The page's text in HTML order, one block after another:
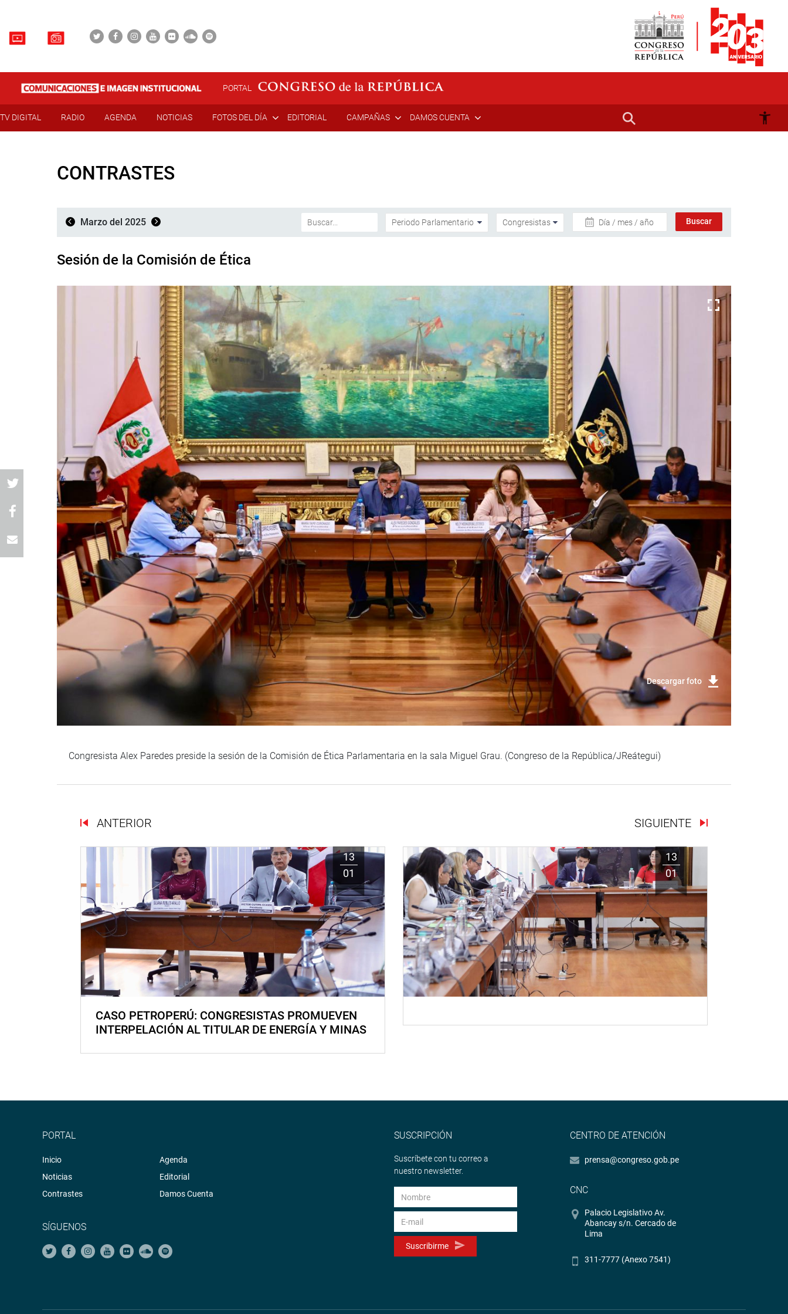
PORTAL
TV DIGITAL RADIO AGENDA NOTICIAS FOTOS DEL DÍA EDITORIAL CAMPAÑAS DAMOS CUENTA
CONTRASTES
Marzo del 2025 Día / mes / año
Sesión de la Comisión de Ética
Descargar foto
Congresista Alex Paredes preside la sesión de la Comisión de Ética Parlamentaria en la sala Miguel Grau. (Congreso de la República/JReátegui)
ANTERIOR SIGUIENTE
13
01
CASO PETROPERÚ: CONGRESISTAS PROMUEVEN
INTERPELACIÓN AL TITULAR DE ENERGÍA Y MINAS
13
01
PORTAL
Inicio
Noticias
Contrastes
Agenda
Editorial
Damos Cuenta
SÍGUENOS
SUSCRIPCIÓN
Suscríbete con tu correo a
nuestro newsletter.
Suscribirme
CENTRO DE ATENCIÓN
prensa@congreso.gob.pe
CNC
Palacio Legislativo Av.
Abancay s/n. Cercado de
Lima
311-7777 (Anexo 7541)